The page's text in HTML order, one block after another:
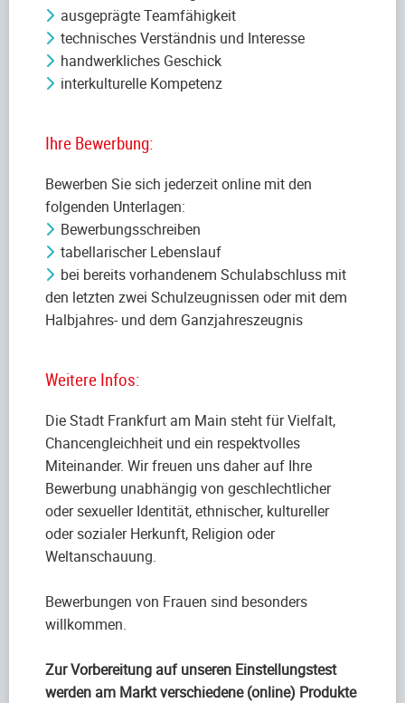
ausgeprägte Teamfähigkeit
technisches Verständnis und Interesse
handwerkliches Geschick
interkulturelle Kompetenz
Ihre Bewerbung:
Bewerben Sie sich jederzeit online mit den
folgenden Unterlagen:
Bewerbungsschreiben
tabellarischer Lebenslauf
bei bereits vorhandenem Schulabschluss mit
den letzten zwei Schulzeugnissen oder mit dem
Halbjahres- und dem Ganzjahreszeugnis
Weitere Infos:
Die Stadt Frankfurt am Main steht für Vielfalt,
Chancengleichheit und ein respektvolles
Miteinander. Wir freuen uns daher auf Ihre
Bewerbung unabhängig von geschlechtlicher
oder sexueller Identität, ethnischer, kultureller
oder sozialer Herkunft, Religion oder
Weltanschauung.
Bewerbungen von Frauen sind besonders
willkommen.
Zur Vorbereitung auf unseren Einstellungstest
werden am Markt verschiedene (online) Produkte